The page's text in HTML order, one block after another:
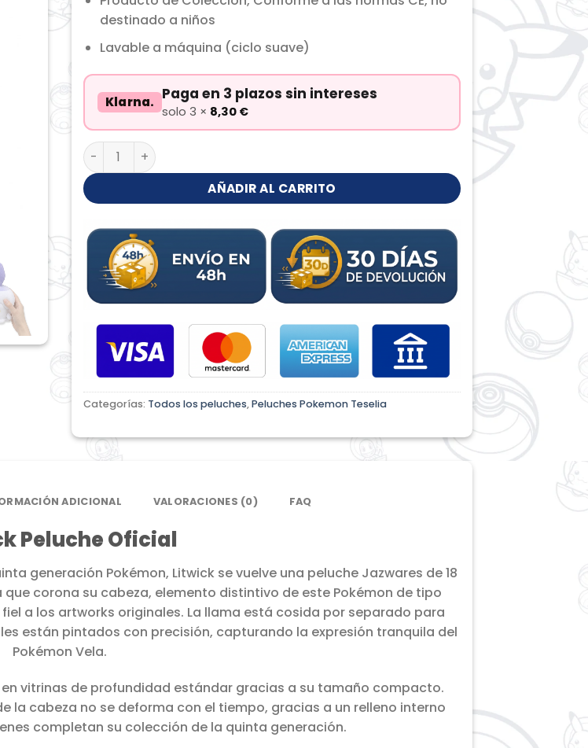
destinado a niños
Lavable a máquina (ciclo suave)
Klarna. Paga en 3 plazos sin intereses
solo 3 × 8,30 €
Litwick Peluche cantidad
AÑADIR AL CARRITO
Categorías: Todos los peluches,Peluches Pokemon Teselia
ADICIONAL VALORACIONES (0) FAQ
Peluche Oficial
generación Pokémon, Litwick se vuelve una peluche Jazwares de 18
corona su cabeza, elemento distintivo de este Pokémon de tipo
a los artworks originales. La llama está cosida por separado para
están pintados con precisión, capturando la expresión tranquila del
Pokémon Vela.
vitrinas de profundidad estándar gracias a su tamaño compacto.
la cabeza no se deforma con el tiempo, gracias a un relleno interno
completan su colección de la quinta generación.